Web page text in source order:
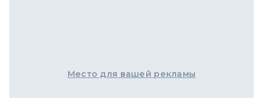
Место для вашей рекламы